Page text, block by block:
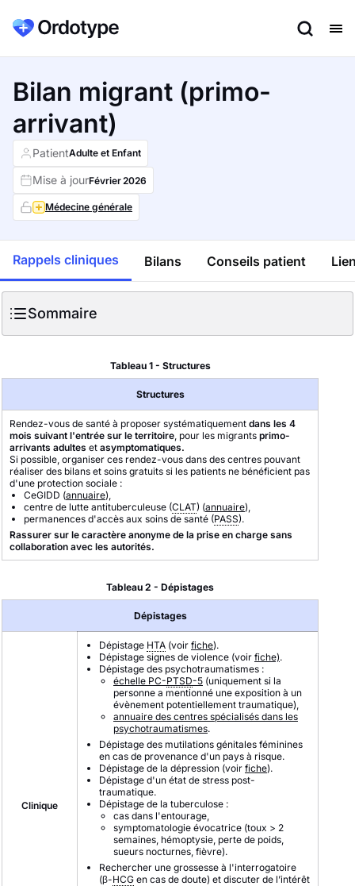
Bilan migrant (primo-
arrivant)
PatientAdulte et Enfant
Mise à jourFévrier2026
Médecine générale
Rappels cliniques Bilans Conseils patient
Sommaire
Tableau 1 - Structures
Structures
Rendez-vous de santé à proposer systématiquement dans les 4
mois suivant l'entrée sur le territoire, pour les migrants primo-
arrivants adultes et asymptomatiques.
Si possible, organiser ces rendez-vous dans des centres pouvant
réaliser des bilans et soins gratuits si les patients ne bénéficient pas
d'une protection sociale :
CeGIDD (annuaire),
centre de lutte antituberculeuse (CLAT) (annuaire),
permanences d'accès aux soins de santé (PASS).
Rassurer sur le caractère anonyme de la prise en charge sans
collaboration avec les autorités.
Tableau 2 - Dépistages
Dépistages
Clinique
Dépistage HTA (voir fiche).
Dépistage signes de violence (voir fiche).
Dépistage des psychotraumatismes :
échelle PC-PTSD-5 (uniquement si la
personne a mentionné une exposition à un
évènement potentiellement traumatique),
annuaire des centres spécialisés dans les
psychotraumatismes.
Dépistage des mutilations génitales féminines
en cas de provenance d'un pays à risque.
Dépistage de la dépression (voir fiche).
Dépistage d'un état de stress post-
traumatique.
Dépistage de la tuberculose :
cas dans l'entourage,
symptomatologie évocatrice (toux > 2
semaines, hémoptysie, perte de poids,
sueurs nocturnes, fièvre).
Rechercher une grossesse à l'interrogatoire
(β-HCG en cas de doute) et discuter de l’intérêt